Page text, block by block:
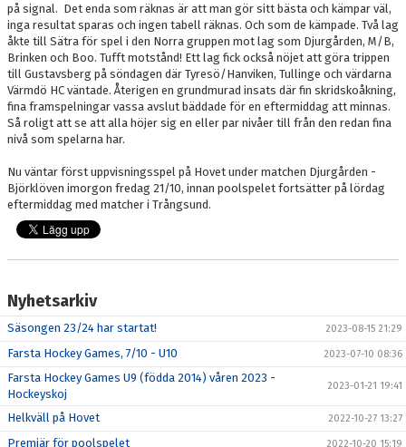
på signal. Det enda som räknas är att man gör sitt bästa och kämpar väl,
inga resultat sparas och ingen tabell räknas. Och som de kämpade. Två lag
åkte till Sätra för spel i den Norra gruppen mot lag som Djurgården, M/B,
Brinken och Boo. Tufft motstånd! Ett lag fick också nöjet att göra trippen
till Gustavsberg på söndagen där Tyresö/Hanviken, Tullinge och värdarna
Värmdö HC väntade. Återigen en grundmurad insats där fin skridskoåkning,
fina framspelningar vassa avslut bäddade för en eftermiddag att minnas.
Så roligt att se att alla höjer sig en eller par nivåer till från den redan fina
nivå som spelarna har.
Nu väntar först uppvisningsspel på Hovet under matchen Djurgården -
Björklöven imorgon fredag 21/10, innan poolspelet fortsätter på lördag
eftermiddag med matcher i Trångsund.
Nyhetsarkiv
Säsongen 23/24 har startat! 2023-08-15 21:29
Farsta Hockey Games, 7/10 - U10 2023-07-10 08:36
Farsta Hockey Games U9 (födda 2014) våren 2023 -
Hockeyskoj
2023-01-21 19:41
Helkväll på Hovet 2022-10-27 13:27
Premiär för poolspelet 2022-10-20 15:19